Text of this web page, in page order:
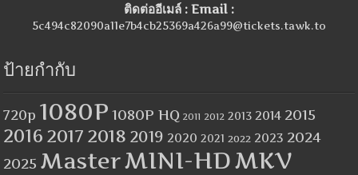
ติดต่ออีเมล์ : Email :
5c494c82090a11e7b4cb25369a426a99@tickets.tawk.to
ป้ายกำกับ
720p 1080P 1080P HQ 2011 2012 2013 2014 2015
2016 2017 2018 2019 2020 2021 2022 2023 2024
2025 MasterMINI-HDMKV